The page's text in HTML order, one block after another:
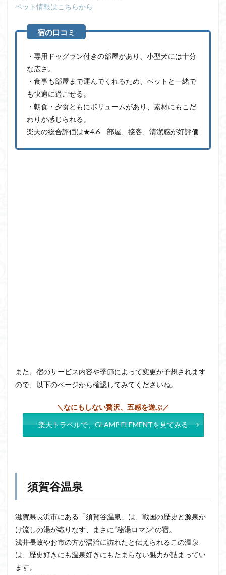
ペット情報はこちらから
・専用ドッグラン付きの部屋があり、小型犬には十分
な広さ。
・食事も部屋まで運んでくれるため、ペットと一緒で
も快適に過ごせる。
・朝食・夕食ともにボリュームがあり、素材にもこだ
わりが感じられる。
楽天の総合評価は★4.6 部屋、接客、清潔感が好評価
また、宿のサービス内容や季節によって変更が予想されます
ので、以下のページから確認してみてくださいね。
＼なにもしない贅沢、五感を遊ぶ／
楽天トラベルで、GLAMP ELEMENTを見てみる
須賀谷温泉
滋賀県長浜市にある「須賀谷温泉」は、戦国の歴史と源泉か
け流しの湯が織りなす、まさに“秘湯ロマン”の宿。
浅井長政やお市の方が湯治に訪れたと伝えられるこの温泉
は、歴史好きにも温泉好きにもたまらない魅力が詰まってい
ます。